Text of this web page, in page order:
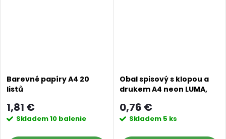
Barevné papíry A4 20
listů
1,81 €
Skladem10 balenie
Obal spisový s klopou a
drukem A4 neon LUMA,
0,76 €
Skladem 5 ks